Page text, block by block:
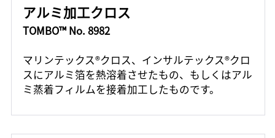
アルミ加工クロス
TOMBO™ No. 8982
マリンテックス®クロス、インサルテックス®クロ
スにアルミ箔を熱溶着させたもの、もしくはアル
ミ蒸着フィルムを接着加工したものです。